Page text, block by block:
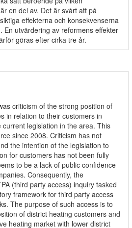
en del av. Det är svårt att på
effekterna och konsekvenserna
En utvärdering av reformens effekter
göras efter cirka tre år.
criticism of the strong position of
in relation to their customers in
legislation in the area. This
since 2008. Criticism has not
the intention of the legislation to
for customers has not been fully
to be a lack of public confidence
Consequently, the
(third party access) inquiry tasked
framework for third party access
The purpose of such access is to
of district heating customers and
heating market with lower district